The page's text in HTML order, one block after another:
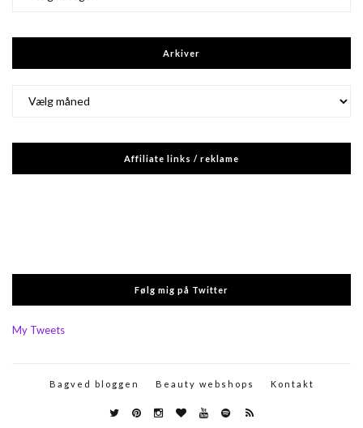
Arkiver
Affiliate links / reklame
Følg mig på Twitter
My Tweets
Bagved bloggen Beauty webshops Kontakt